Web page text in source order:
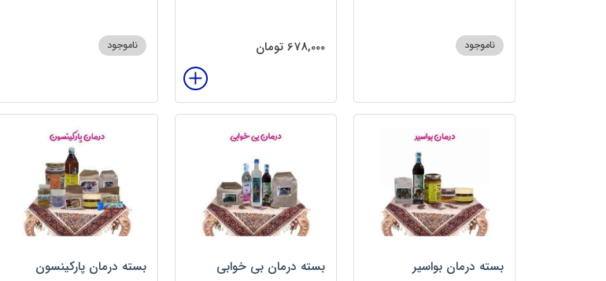
ناموجود 678,000 تومان
3 ستاره ناموجود
بسته درمان بواسیر بسته درمان بی خوابی بسته درمان پارکینسون